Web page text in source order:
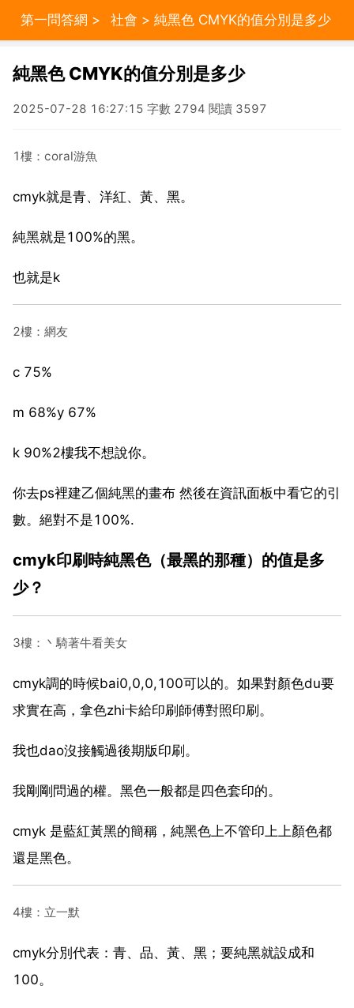
第一問答網 > 社會 > 純黑色 CMYK的值分別是多少
純黑色 CMYK的值分別是多少
2025-07-28 16:27:15 字數 2794 閱讀 3597
1樓：coral游魚
cmyk就是青、洋紅、黃、黑。
純黑就是100%的黑。
也就是k
2樓：網友
c 75%
m 68%y 67%
k 90%2樓我不想說你。
你去ps裡建乙個純黑的畫布 然後在資訊面板中看它的引
數。絕對不是100%.
cmyk印刷時純黑色（最黑的那種）的值是多
少？
3樓：丶騎著牛看美女
cmyk調的時候bai0,0,0,100可以的。如果對顏色du要
求實在高，拿色zhi卡給印刷師傅對照印刷。
我也dao沒接觸過後期版印刷。
我剛剛問過的權。黑色一般都是四色套印的。
cmyk 是藍紅黃黑的簡稱，純黑色上不管印上上顏色都
還是黑色。
4樓：立一默
cmyk分別代表：青、品、黃、黑；要純黑就設成和
100。